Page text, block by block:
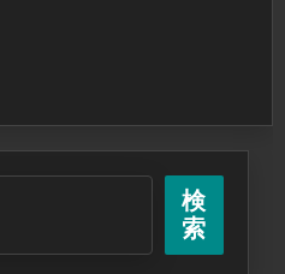
検
索